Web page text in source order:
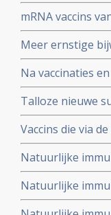
bescherming, al
varianten van
mRNA vaccins
dat ze een
studiegegevens
Meer ernstige
invaliditeit deden
Pfizer in
Na vaccinaties
overige
Herman
Talloze nieuwe
boostervaccins
Vaccins die via
Twee mond- en
Natuurlijke
vs 23 procent)
Natuurlijke
Zweeds